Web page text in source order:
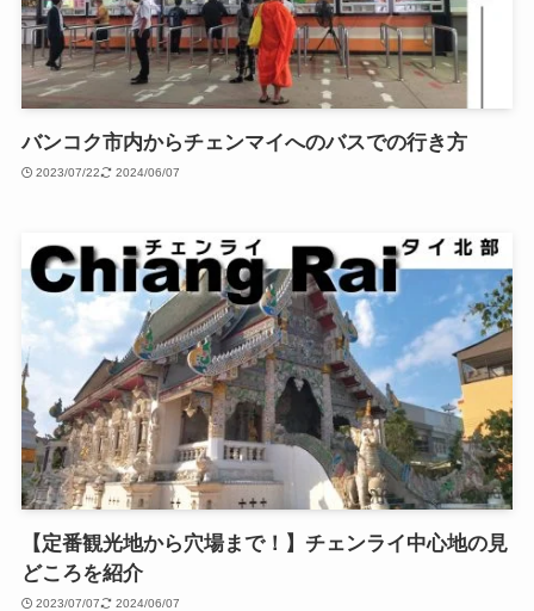
バンコク市内からチェンマイへのバスでの行き方
2023/07/22 2024/06/07
【定番観光地から穴場まで！】チェンライ中心地の見
どころを紹介
2023/07/07 2024/06/07